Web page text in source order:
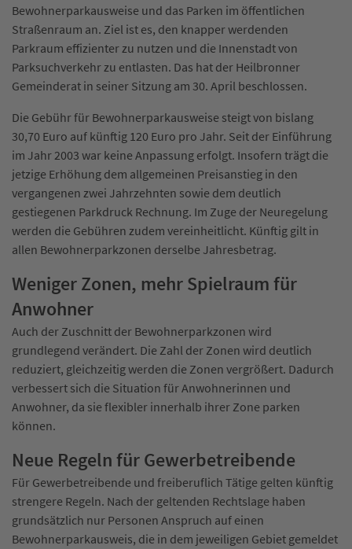
Bewohnerparkausweise und das Parken im öffentlichen
Straßenraum an. Ziel ist es, den knapper werdenden
Parkraum effizienter zu nutzen und die Innenstadt von
Parksuchverkehr zu entlasten. Das hat der Heilbronner
Gemeinderat in seiner Sitzung am 30. April beschlossen.
Die Gebühr für Bewohnerparkausweise steigt von bislang
30,70 Euro auf künftig 120 Euro pro Jahr. Seit der Einführung
im Jahr 2003 war keine Anpassung erfolgt. Insofern trägt die
jetzige Erhöhung dem allgemeinen Preisanstieg in den
vergangenen zwei Jahrzehnten sowie dem deutlich
gestiegenen Parkdruck Rechnung. Im Zuge der Neuregelung
werden die Gebühren zudem vereinheitlicht. Künftig gilt in
allen Bewohnerparkzonen derselbe Jahresbetrag.
Weniger Zonen, mehr Spielraum für
Anwohner
Auch der Zuschnitt der Bewohnerparkzonen wird
grundlegend verändert. Die Zahl der Zonen wird deutlich
reduziert, gleichzeitig werden die Zonen vergrößert. Dadurch
verbessert sich die Situation für Anwohnerinnen und
Anwohner, da sie flexibler innerhalb ihrer Zone parken
können.
Neue Regeln für Gewerbetreibende
Für Gewerbetreibende und freiberuflich Tätige gelten künftig
strengere Regeln. Nach der geltenden Rechtslage haben
grundsätzlich nur Personen Anspruch auf einen
Bewohnerparkausweis, die in dem jeweiligen Gebiet gemeldet